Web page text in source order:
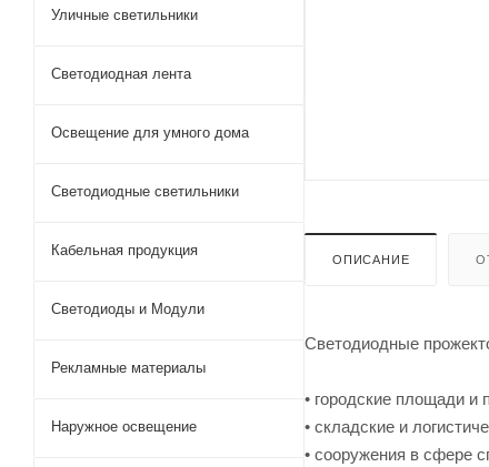
ОПИСАНИЕ
Светодиодные
• городские площади и
• складские и
• сооружения в сфере
Уличные светильники
Светодиодная лента
Освещение для умного дома
Светодиодные светильники
Кабельная продукция
Светодиоды и Модули
Рекламные материалы
Наружное освещение